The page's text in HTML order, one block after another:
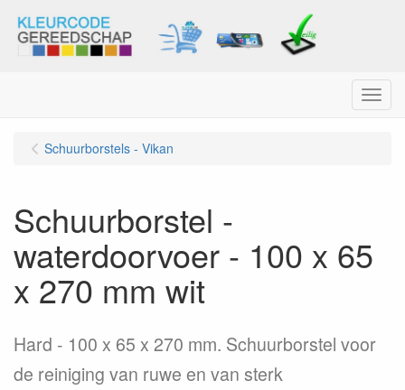
Menu
Schuurborstels - Vikan
Schuurborstel -
waterdoorvoer - 100 x 65
x 270 mm wit
Hard - 100 x 65 x 270 mm. Schuurborstel voor
de reiniging van ruwe en van sterk